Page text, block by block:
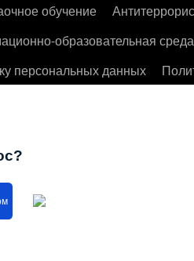
обучение
образовательная среда
персональных данных